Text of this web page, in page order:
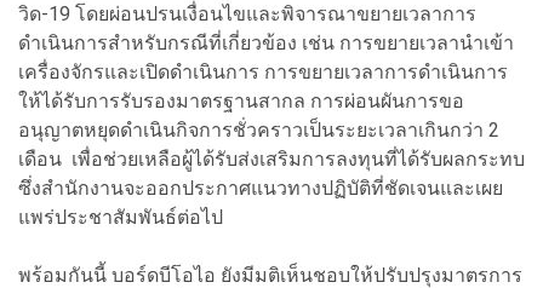
วิด-19 โดยผ่อนปรนเงื่อนไขและพิจารณาขยายเวลาการ
ดำเนินการสำหรับกรณีที่เกี่ยวข้อง เช่น การขยายเวลานำเข้า
เครื่องจักรและเปิดดำเนินการ การขยายเวลาการดำเนินการ
ให้ได้รับการรับรองมาตรฐานสากล การผ่อนผันการขอ
อนุญาตหยุดดำเนินกิจการชั่วคราวเป็นระยะเวลาเกินกว่า 2
เดือน เพื่อช่วยเหลือผู้ได้รับส่งเสริมการลงทุนที่ได้รับผลกระทบ
ซึ่งสำนักงานจะออกประกาศแนวทางปฏิบัติที่ชัดเจนและเผย
แพร่ประชาสัมพันธ์ต่อไป
พร้อมกันนี้ บอร์ดบีโอไอ ยังมีมติเห็นชอบให้ปรับปรุงมาตรการ